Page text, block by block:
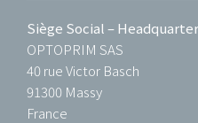
Siège Social –
OPTOPRIM SAS
40 rue Victor Basch
91300 Massy
France